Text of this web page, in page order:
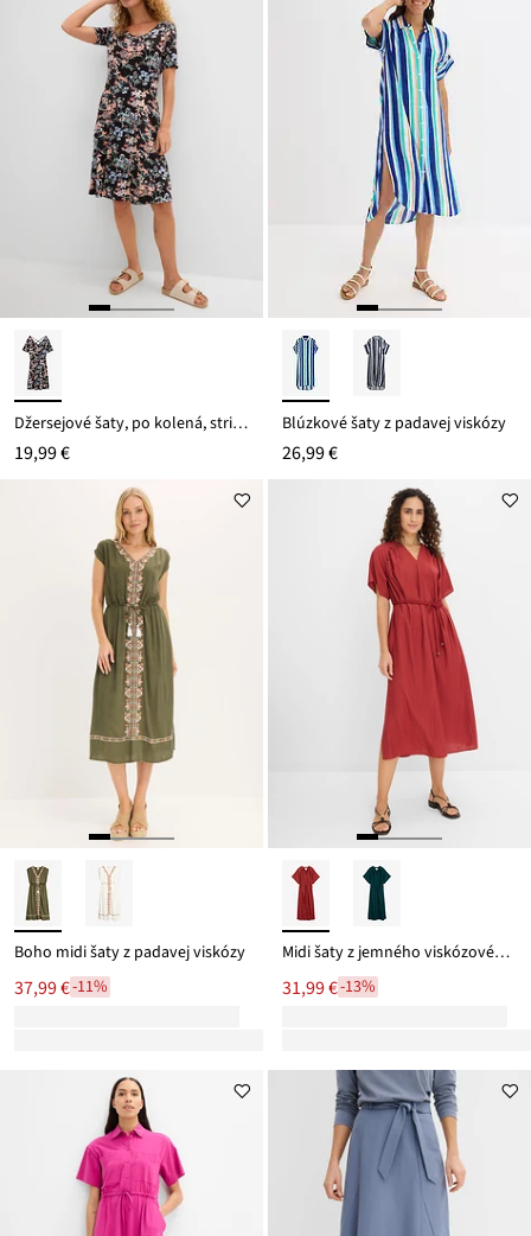
Džersejové šaty, po kolená, strih do A
19,99 €
Blúzkové šaty z padavej viskózy
26,99 €
Boho midi šaty z padavej viskózy
37,99 €-11%
Midi šaty z jemného viskózového mixu
31,99 €-13%